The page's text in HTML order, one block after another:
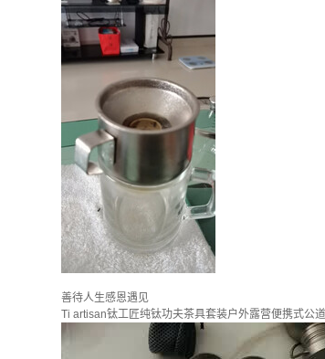
善待人生感恩遇见
Ti artisan钛工匠纯钛功夫茶具套装户外露营便携式公